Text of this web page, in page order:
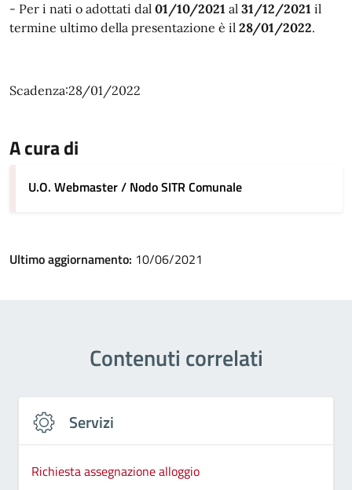
- Per i nati o adottati dal 01/10/2021 al 31/12/2021 il
termine ultimo della presentazione è il 28/01/2022.
Scadenza:28/01/2022
A cura di
U.O. Webmaster / Nodo SITR Comunale
Ultimo aggiornamento: 10/06/2021
Contenuti correlati
Servizi
Richiesta assegnazione alloggio